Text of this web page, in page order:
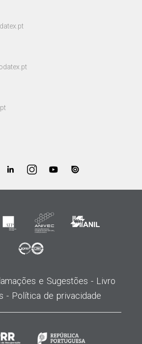
e Sugestões - Livro
- Política de privacidade